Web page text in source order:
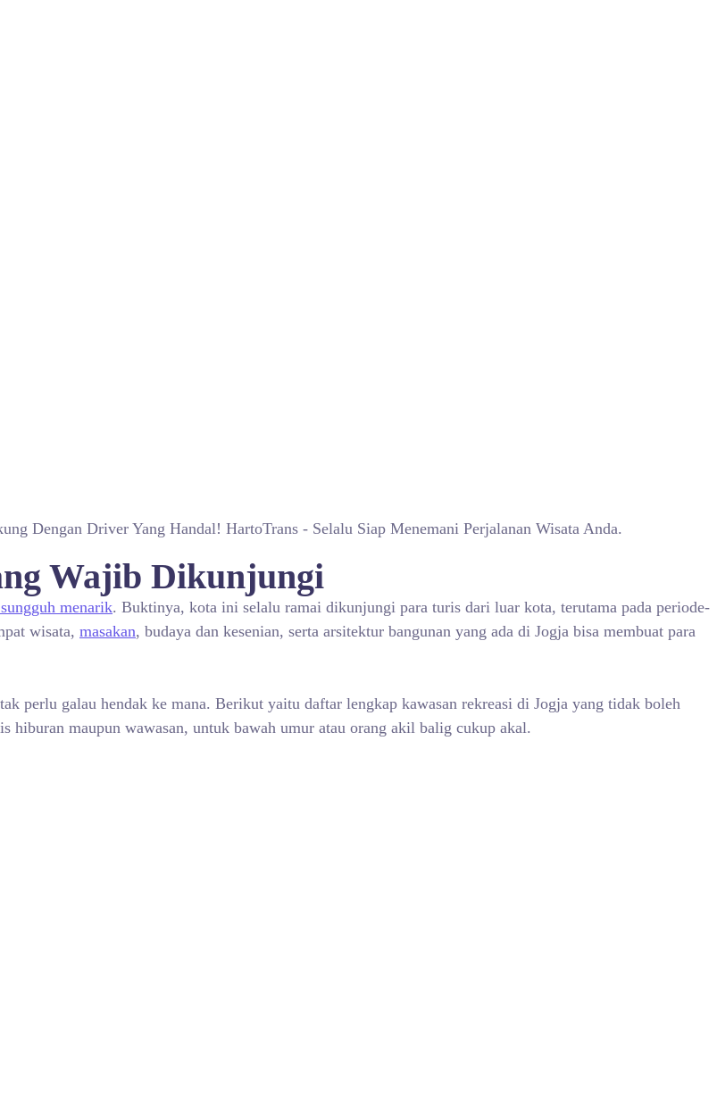
Dengan Driver Yang Handal! HartoTrans - Selalu Siap Menemani Perjalanan Wisata Anda.
Wajib Dikunjungi
menarik. Buktinya, kota ini selalu ramai dikunjungi para turis dari luar kota, terutama pada periode-
wisata, masakan, budaya dan kesenian, serta arsitektur bangunan yang ada di Jogja bisa membuat para
perlu galau hendak ke mana. Berikut yaitu daftar lengkap kawasan rekreasi di Jogja yang tidak boleh
hiburan maupun wawasan, untuk bawah umur atau orang akil balig cukup akal.